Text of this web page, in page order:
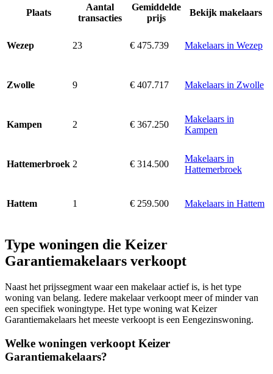
Plaats
Aantal
transacties
Gemiddelde
prijs
Bekijk makelaars
Wezep 23 € 475.739 Makelaars in Wezep
Zwolle 9 € 407.717 Makelaars in Zwolle
Kampen 2 € 367.250
Makelaars in
Kampen
Hattemerbroek 2 € 314.500
Makelaars in
Hattemerbroek
Hattem 1 € 259.500 Makelaars in Hattem
Type woningen die Keizer
Garantiemakelaars verkoopt
Naast het prijssegment waar een makelaar actief is, is het type
woning van belang. Iedere makelaar verkoopt meer of minder van
een specifiek woningtype. Het type woning wat Keizer
Garantiemakelaars het meeste verkoopt is een Eengezinswoning.
Welke woningen verkoopt Keizer
Garantiemakelaars?